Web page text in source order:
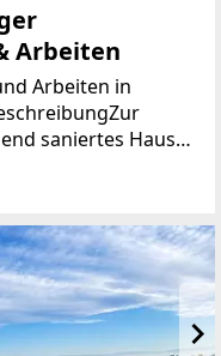
Arbeiten
Arbeiten in
saniertes Haus
m², aufgeteilt auf
traditionelle